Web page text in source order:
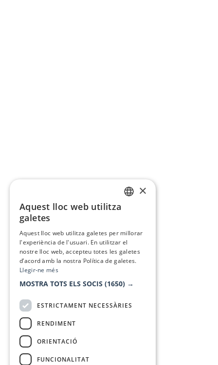
×
Aquest lloc web utilitza
galetes
Aquest lloc web utilitza galetes per millorar
l'experiència de l'usuari. En utilitzar el
nostre lloc web, accepteu totes les galetes
d’acord amb la nostra Política de galetes.
Llegir-ne més
MOSTRA TOTS ELS SOCIS (1650) →
ESTRICTAMENT NECESSÀRIES
RENDIMENT
ORIENTACIÓ
FUNCIONALITAT